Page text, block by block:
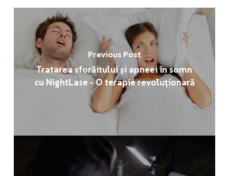
Previous Post
Tratarea sforăitului și apneei în somn
cu NightLase - O terapie revoluționară